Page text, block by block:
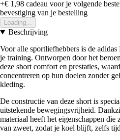
+€ 1,98 cadeau voor je volgende
bevestiging van je bestelling
Loading...
Beschrijving
Voor alle sportliefhebbers is de
je training. Ontworpen door het
deze short comfort en prestaties,
concentreren op hun doelen zonder
kleding.
De constructie van deze short is
uitstekende bewegingsvrijheid.
materiaal heeft het eigenschappen die
van zweet, zodat je koel blijft, zelfs